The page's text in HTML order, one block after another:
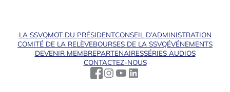
LA SSVQMOT DU PRÉSIDENTCONSEIL D’ADMINISTRATION
COMITÉ DE LA RELÈVEBOURSES DE LA SSVQÉVÉNEMENTS
DEVENIR MEMBREPARTENAIRESSÉRIES AUDIOS
CONTACTEZ-NOUS